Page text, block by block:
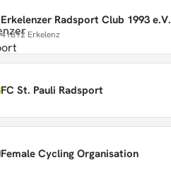
Erkelenzer Radsport Club 1993 e.V.
41812 Erkelenz
FC St. Pauli Radsport
Female Cycling Organisation